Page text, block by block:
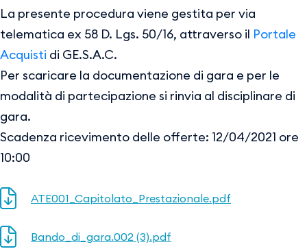
La presente procedura viene gestita per via
telematica ex 58 D. Lgs. 50/16, attraverso il Portale
Acquisti di GE.S.A.C.
Per scaricare la documentazione di gara e per le
modalità di partecipazione si rinvia al disciplinare di
gara.
Scadenza ricevimento delle offerte: 12/04/2021 ore
10:00
ATE001_Capitolato_Prestazionale.pdf
Bando_di_gara.002 (3).pdf